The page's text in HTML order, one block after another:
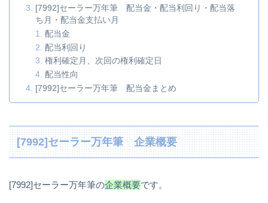
[7992]セーラー万年筆 配当金・配当利回り・配当落
ち月・配当金支払い月
配当金
配当利回り
権利確定月、次回の権利確定日
配当性向
[7992]セーラー万年筆 配当金まとめ
[7992]セーラー万年筆 企業概要
[7992]セーラー万年筆の企業概要です。